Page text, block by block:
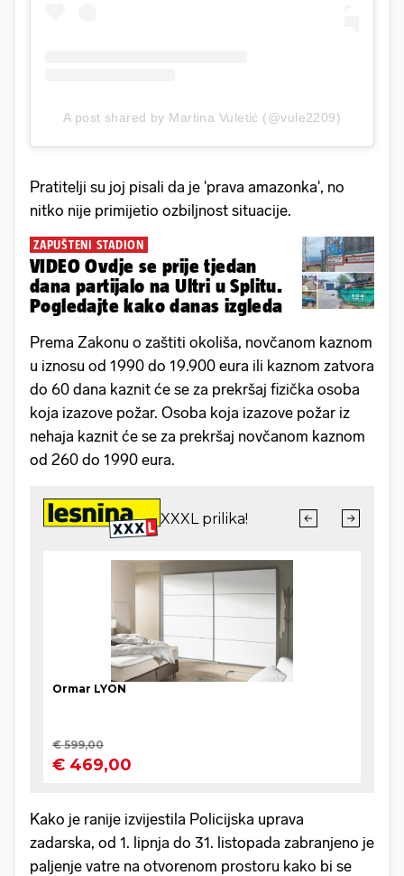
A post shared by Martina Vuletić (@vule2209)
Pratitelji su joj pisali da je 'prava amazonka', no
nitko nije primijetio ozbiljnost situacije.
ZAPUŠTENI STADION
VIDEO Ovdje se prije tjedan
dana partijalo na Ultri u Splitu.
Pogledajte kako danas izgleda
Prema Zakonu o zaštiti okoliša, novčanom kaznom
u iznosu od 1990 do 19.900 eura ili kaznom zatvora
do 60 dana kaznit će se za prekršaj fizička osoba
koja izazove požar. Osoba koja izazove požar iz
nehaja kaznit će se za prekršaj novčanom kaznom
od 260 do 1990 eura.
Kako je ranije izvijestila Policijska uprava
zadarska, od 1. lipnja do 31. listopada zabranjeno je
paljenje vatre na otvorenom prostoru kako bi se